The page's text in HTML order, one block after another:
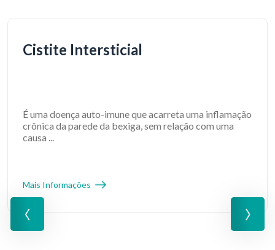
Cistite Intersticial
É uma doença auto-imune que acarreta uma inflamação
crônica da parede da bexiga, sem relação com uma
causa ...
Mais Informações
‹ ›